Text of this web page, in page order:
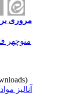
مروری بر
منوچهر
آناليز